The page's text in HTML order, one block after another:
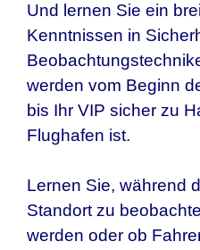
Und lernen Sie ein
Kenntnissen in
werden vom Beginn
bis Ihr VIP sicher zu
Flughafen ist.
Lernen Sie, während
Standort zu
werden oder ob